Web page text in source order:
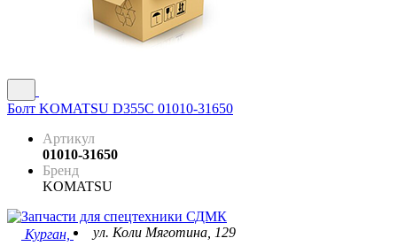
Болт KOMATSU D355C 01010-31650
Артикул
01010-31650
Бренд
KOMATSU
Курган, ул. Коли Мяготина, 129